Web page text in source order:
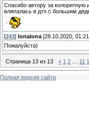
Спасибо автору за колоритную
вляпалась в дтп с большим
[243] lonalona [28.10.2020,
Пожалуйста)
Страница 13 из 13 « 1 2 11
Полная версия сайта